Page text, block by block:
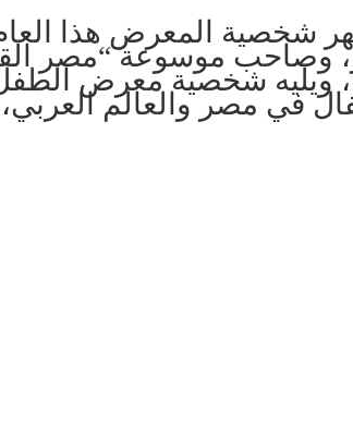
شخصية المعرض هذا
الآثار، وصاحب موسوعة “مصر
ويليه شخصية معرض
الأطفال في مصر والعالم